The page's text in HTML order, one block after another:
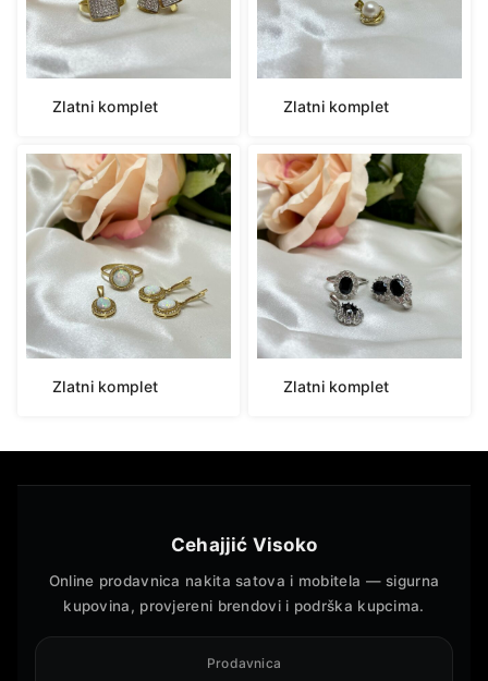
Zlatni komplet Zlatni komplet
Zlatni komplet Zlatni komplet
Cehajjić Visoko
Online prodavnica nakita satova i mobitela — sigurna
kupovina, provjereni brendovi i podrška kupcima.
Prodavnica